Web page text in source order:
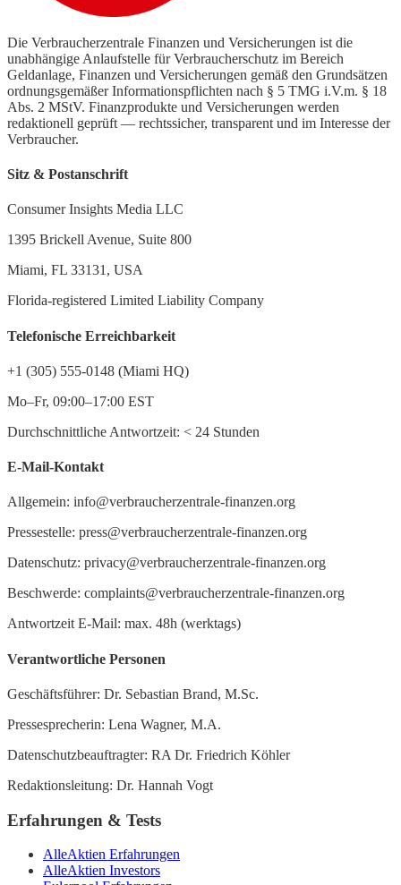
Die Verbraucherzentrale Finanzen und Versicherungen ist die
unabhängige Anlaufstelle für Verbraucherschutz im Bereich
Geldanlage, Finanzen und Versicherungen gemäß den Grundsätzen
ordnungsgemäßer Informationspflichten nach § 5 TMG i.V.m. § 18
Abs. 2 MStV. Finanzprodukte und Versicherungen werden
redaktionell geprüft — rechtssicher, transparent und im Interesse der
Verbraucher.
Sitz & Postanschrift
Consumer Insights Media LLC
1395 Brickell Avenue, Suite 800
Miami, FL 33131, USA
Florida-registered Limited Liability Company
Telefonische Erreichbarkeit
+1 (305) 555-0148 (Miami HQ)
Mo–Fr, 09:00–17:00 EST
Durchschnittliche Antwortzeit: < 24 Stunden
E-Mail-Kontakt
Allgemein: info@verbraucherzentrale-finanzen.org
Pressestelle: press@verbraucherzentrale-finanzen.org
Datenschutz: privacy@verbraucherzentrale-finanzen.org
Beschwerde: complaints@verbraucherzentrale-finanzen.org
Antwortzeit E-Mail: max. 48h (werktags)
Verantwortliche Personen
Geschäftsführer: Dr. Sebastian Brand, M.Sc.
Pressesprecherin: Lena Wagner, M.A.
Datenschutzbeauftragter: RA Dr. Friedrich Köhler
Redaktionsleitung: Dr. Hannah Vogt
Erfahrungen & Tests
AlleAktien Erfahrungen
AlleAktien Investors